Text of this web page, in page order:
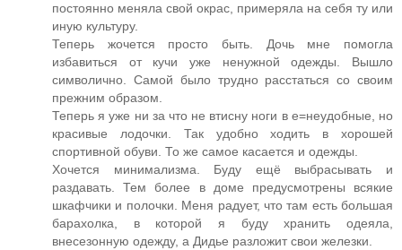
постоянно меняла свой окрас, примеряла на себя ту или
иную культуру.
Теперь жочется просто быть. Дочь мне помогла
избавиться от кучи уже ненужной одежды. Вышло
символично. Самой было трудно расстаться со своим
прежним образом.
Теперь я уже ни за что не втисну ноги в е=неудобные, но
красивые лодочки. Так удобно ходить в хорошей
спортивной обуви. То же самое касается и одежды.
Хочется минимализма. Буду ещё выбрасывать и
раздавать. Тем более в доме предусмотрены всякие
шкафчики и полочки. Меня радует, что там есть большая
барахолка, в которой я буду хранить одеяла,
внесезонную одежду, а Дидье разложит свои железки.